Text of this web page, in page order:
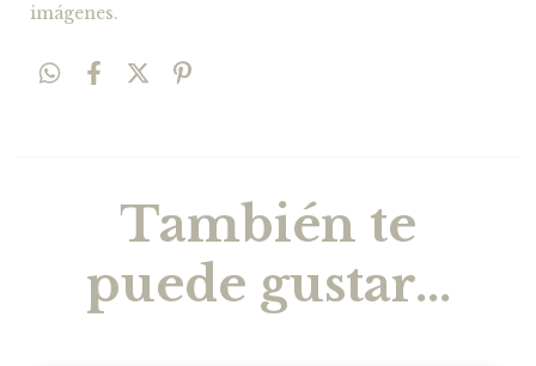
imágenes.
También te
puede gustar...